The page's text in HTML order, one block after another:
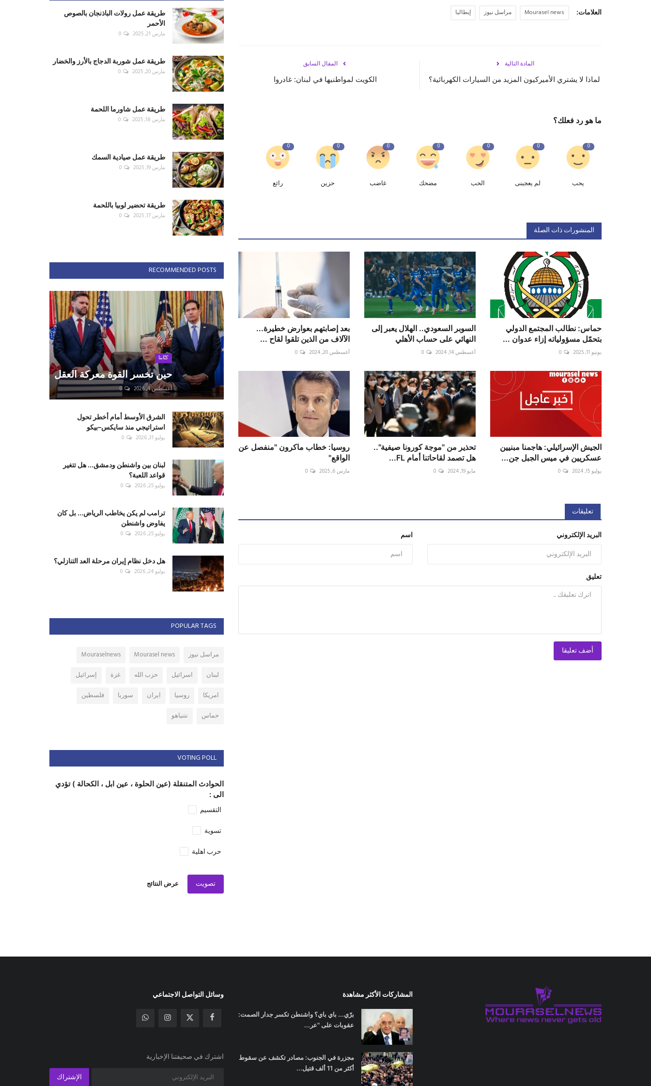
العلامات: Mourasel news مراسل نيوز إيطاليا
المقال السابق
الكويت لمواطنيها في لبنان: غادروا
المادة التالية
لماذا لا يشتري الأميركيون المزيد من السيارات الكهربائية؟
ما هو رد فعلك؟
0
يحب
0
لم يعجبنى
0
الحب
0
مضحك
0
غاضب
0
حزين
0
رائع
المنشورات ذات الصلة
حماس: نطالب المجتمع الدولي
بتحمّل مسؤولياته إزاء عدوان ...
يونيو 11, 2025 0
السوبر السعودي.. الهلال يعبر إلى
النهائي على حساب الأهلي
أغسطس 14, 2024 0
بعد إصابتهم بعوارض خطيرة...
الآلاف من الذين تلقوا لقاح ...
أغسطس 20, 2024 0
الجيش الإسرائيلي: هاجمنا مبنيين
عسكريين في ميس الجبل جن...
يوليو 15, 2024 0
تحذير من "موجة كورونا صيفية"..
هل تصمد لقاحاتنا أمام FL...
مايو 19, 2024 0
روسيا: خطاب ماكرون "منفصل عن
الواقع"
مارس 6, 2025 0
تعليقات
اسم البريد الإلكتروني
تعليق
أضف تعليقا
طريقة عمل رولات الباذنجان بالصوص
الأحمر
مارس 21, 2025 0
طريقة عمل شوربة الدجاج بالأرز والخضار
مارس 20, 2025 0
طريقة عمل شاورما اللحمة
مارس 18, 2025 0
طريقة عمل صيادية السمك
مارس 19, 2025 0
طريقة تحضير لوبيا باللحمة
مارس 17, 2025 0
RECOMMENDED POSTS
كتّابنا
حين تخسر القوة معركة العقل
أغسطس 4, 2026 0
الشرق الأوسط أمام أخطر تحول
استراتيجي منذ سايكس–بيكو
يوليو 31, 2026 0
لبنان بين واشنطن ودمشق... هل تتغير
قواعد اللعبة؟
يوليو 25, 2026 0
ترامب لم يكن يخاطب الرياض... بل كان
يفاوض واشنطن
يوليو 25, 2026 0
هل دخل نظام إيران مرحلة العد التنازلي؟
يوليو 24, 2026 0
POPULAR TAGS
مراسل نيوز Mourasel news
Mouraselnews
لبنان
اسرائيل حزب الله غزة
إسرائيل
امريكا
روسيا ايران سوريا
فلسطين
حماس
نتنياهو
VOTING POLL
الحوادث المتنقلة (عين الحلوة ، عين ابل ، الكحالة ) تؤدي
الى :
التقسيم
تسوية
حرب اهلية
تصويت عرض النتائج
المشاركات الأكثر مشاهدة
برّي... باي باي؟ واشنطن تكسر جدار الصمت:
عقوبات على "عر...
مجزرة في الجنوب: مصادر تكشف عن سقوط
أكثر من 11 ألف قتيل...
وسائل التواصل الاجتماعي
اشترك في صحيفتنا الإخبارية
الإشتراك